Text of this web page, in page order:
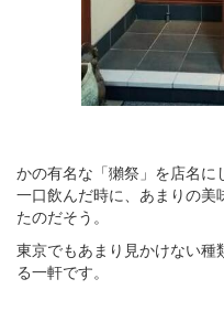
かの有名な「獺祭」を店名
一口飲んだ時に、あまりの
たのだそう。
東京でもあまり見かけない種
る一軒です。